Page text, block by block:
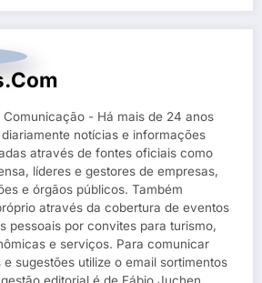
Comunicação - Há mais de 24 anos
notícias e informações
através de fontes oficiais como
líderes e gestores de empresas,
e órgãos públicos. Também
através da cobertura de eventos
pessoais por convites para turismo,
e serviços. Para comunicar
sugestões utilize o email sortimentos